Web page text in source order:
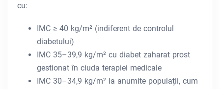
cu:
IMC ≥ 40 kg/m² (indiferent de controlul
diabetului)
IMC 35–39,9 kg/m² cu diabet zaharat prost
gestionat în ciuda terapiei medicale
IMC 30–34,9 kg/m² la anumite populații, cum